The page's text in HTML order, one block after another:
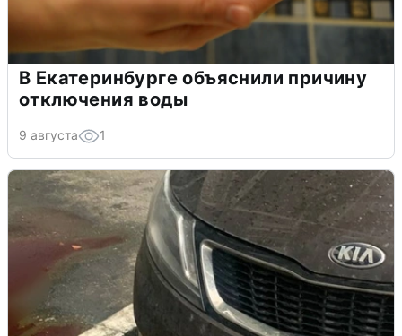
В Екатеринбурге объяснили причину
отключения воды
9 августа 1